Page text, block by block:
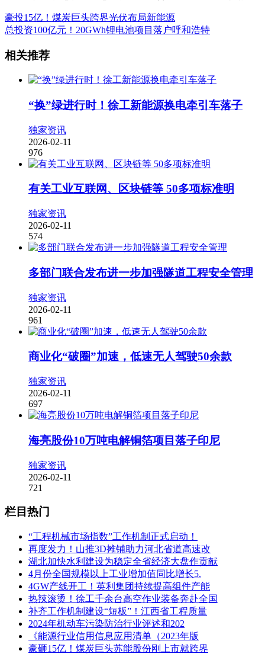
豪投15亿！煤炭巨头跨界光伏布局新能源
总投资100亿元！20GWh锂电池项目落户呼和浩特
相关推荐
“换”绿进行时！徐工新能源换电牵引车落子
独家资讯
2026-02-11
976
有关工业互联网、区块链等 50多项标准明
独家资讯
2026-02-11
574
多部门联合发布进一步加强隧道工程安全管理
独家资讯
2026-02-11
961
商业化“破圈”加速，低速无人驾驶50余款
独家资讯
2026-02-11
697
海亮股份10万吨电解铜箔项目落子印尼
独家资讯
2026-02-11
721
栏目热门
“工程机械市场指数”工作机制正式启动！
再度发力！山推3D摊铺助力河北省道高速改
湖北加快水利建设为稳定全省经济大盘作贡献
4月份全国规模以上工业增加值同比增长5.
4GW产线开工！英利集团持续提高组件产能
热辣滚烫！徐工千余台高空作业装备奔赴全国
补齐工作机制建设“短板”！江西省工程质量
2024年机动车污染防治行业评述和202
《能源行业信用信息应用清单（2023年版
豪砸15亿！煤炭巨头苏能股份刚上市就跨界